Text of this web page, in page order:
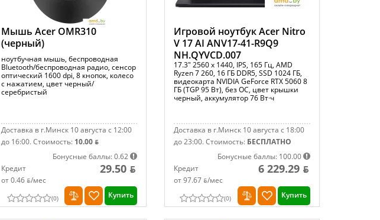
Мышь Acer OMR310
(черный)
ноутбучная мышь, беспроводная
Bluetooth/беспроводная радио, сенсор
оптический 1600 dpi, 8 кнопок, колесо
с нажатием, цвет черный/
серебристый
Доставка в г.Минск 10 августа с 12:00
до 16:00.Стоимость: 10.00 ƃ
Бонусные баллы: 0.62
Кредит
от 0.46 ƃ/мec
29.50 ƃ
(0) Купить
Игровой ноутбук Acer Nitro
V 17 AI ANV17-41-R9Q9
NH.QYVCD.007
17.3" 2560 x 1440, IPS, 165 Гц, AMD
Ryzen 7 260, 16 ГБ DDR5, SSD 1024 ГБ,
видеокарта NVIDIA GeForce RTX 5060 8
ГБ (TGP 95 Вт), без ОС, цвет крышки
черный, аккумулятор 76 Вт·ч
Доставка в г.Минск 10 августа с 18:00
до 23:00.Стоимость: БЕСПЛАТНО
Бонусные баллы: 100.00
Кредит
от 97.67 ƃ/мec
6 229.29 ƃ
(0) Купить